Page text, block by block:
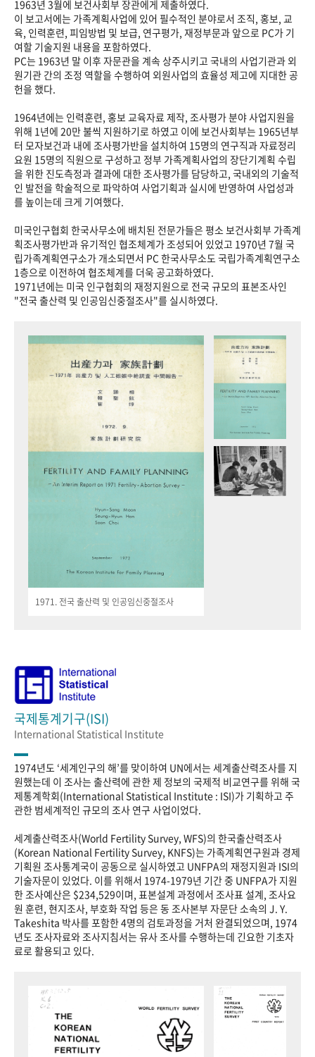
1963년 3월에 보건사회부 장관에게 제출하였다.
이 보고서에는 가족계획사업에 있어 필수적인 분야로서 조직, 홍보, 교
육, 인력훈련, 피임방법 및 보급, 연구평가, 재정부문과 앞으로 PC가 기
여할 기술지원 내용을 포함하였다.
PC는 1963년 말 이후 자문관을 계속 상주시키고 국내의 사업기관과 외
원기관 간의 조정 역할을 수행하여 외원사업의 효율성 제고에 지대한 공
헌을 했다.
1964년에는 인력훈련, 홍보 교육자료 제작, 조사평가 분야 사업지원을
위해 1년에 20만 불씩 지원하기로 하였고 이에 보건사회부는 1965년부
터 모자보건과 내에 조사평가반을 설치하여 15명의 연구직과 자료정리
요원 15명의 직원으로 구성하고 정부 가족계획사업의 장단기계획 수립
을 위한 진도측정과 결과에 대한 조사평가를 담당하고, 국내외의 기술적
인 발전을 학술적으로 파악하여 사업기획과 실시에 반영하여 사업성과
를 높이는데 크게 기여했다.
미국인구협회 한국사무소에 배치된 전문가들은 평소 보건사회부 가족계
획조사평가반과 유기적인 협조체계가 조성되어 있었고 1970년 7월 국
립가족계획연구소가 개소되면서 PC 한국사무소도 국립가족계획연구소
1층으로 이전하여 협조체계를 더욱 공고화하였다.
1971년에는 미국 인구협회의 재정지원으로 전국 규모의 표본조사인
"전국 출산력 및 인공임신중절조사"를 실시하였다.
1971. 전국 출산력 및 인공임신중절조사
국제통계기구(ISI)
International Statistical Institute
1974년도 ‘세계인구의 해’를 맞이하여 UN에서는 세계출산력조사를 지
원했는데 이 조사는 출산력에 관한 제 정보의 국제적 비교연구를 위해 국
제통계학회(International Statistical Institute : ISI)가 기획하고 주
관한 범세계적인 규모의 조사 연구 사업이었다.
세계출산력조사(World Fertility Survey, WFS)의 한국출산력조사
(Korean National Fertility Survey, KNFS)는 가족계획연구원과 경제
기획원 조사통계국이 공동으로 실시하였고 UNFPA의 재정지원과 ISI의
기술자문이 있었다. 이를 위해서 1974-1979년 기간 중 UNFPA가 지원
한 조사예산은 $234,529이며, 표본설계 과정에서 조사표 설계, 조사요
원 훈련, 현지조사, 부호화 작업 등은 동 조사본부 자문단 소속의 J. Y.
Takeshita 박사를 포함한 4명의 검토과정을 거처 완결되었으며, 1974
년도 조사자료와 조사지침서는 유사 조사를 수행하는데 긴요한 기초자
료로 활용되고 있다.